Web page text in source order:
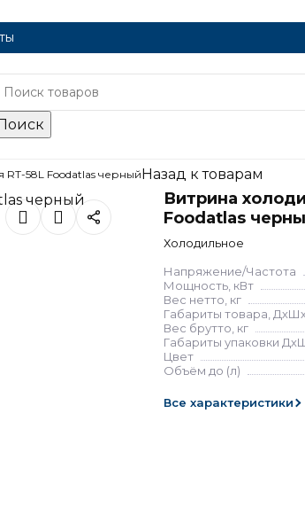
58L Foodatlas черныйНазад к товарам
Витрина
Foodatlas
Холодильное
Напряжение/Частота
Мощность, кВт
Вес нетто, кг
Вес брутто, кг
Цвет
Объём до (л)
Все характеристики